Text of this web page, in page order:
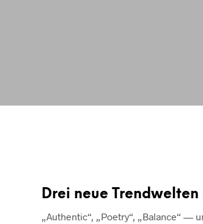
Drei neue
„Authentic“, „Poetry“, „Balance“